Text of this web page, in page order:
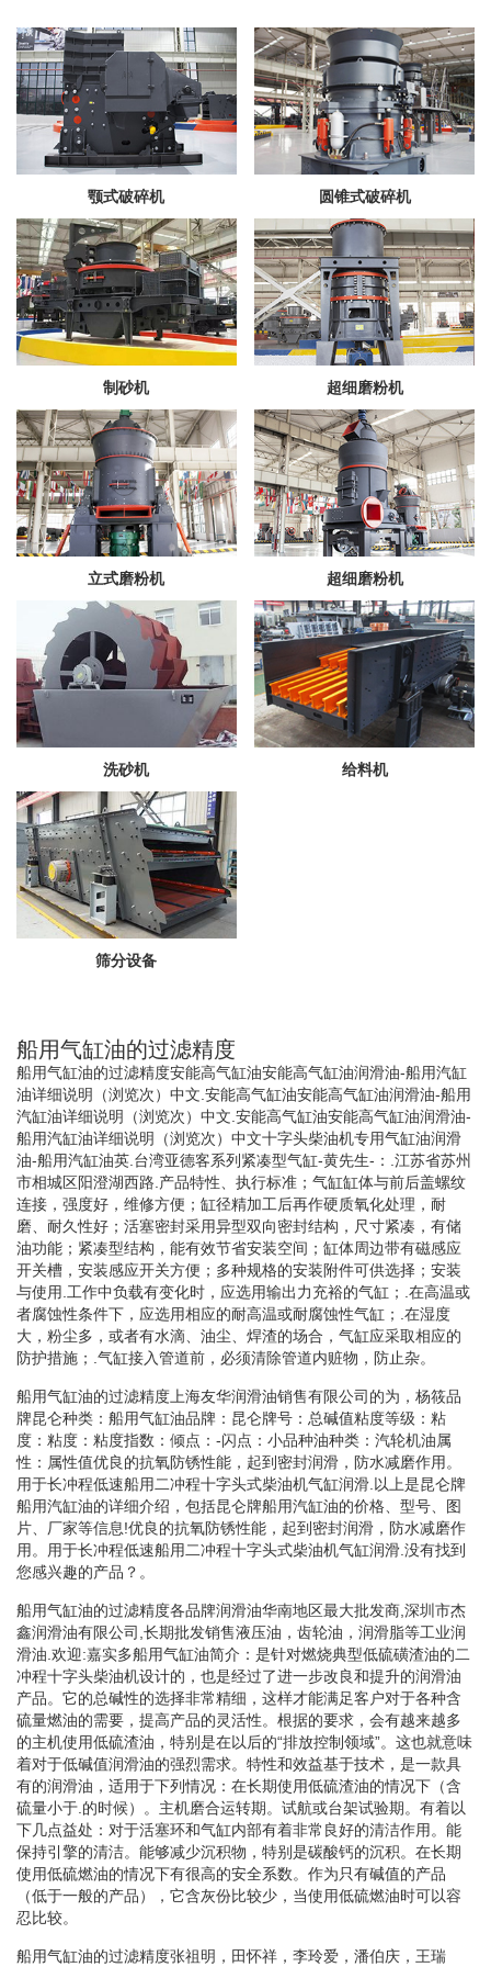
颚式破碎机 圆锥式破碎机
制砂机 超细磨粉机
立式磨粉机 超细磨粉机
洗砂机 给料机
筛分设备
船用气缸油的过滤精度
船用气缸油的过滤精度安能高气缸油安能高气缸油润滑油-船用汽缸
油详细说明（浏览次）中文.安能高气缸油安能高气缸油润滑油-船用
汽缸油详细说明（浏览次）中文.安能高气缸油安能高气缸油润滑油-
船用汽缸油详细说明（浏览次）中文十字头柴油机专用气缸油润滑
油-船用汽缸油英.台湾亚德客系列紧凑型气缸-黄先生-：.江苏省苏州
市相城区阳澄湖西路.产品特性、执行标准；气缸缸体与前后盖螺纹
连接，强度好，维修方便；缸径精加工后再作硬质氧化处理，耐
磨、耐久性好；活塞密封采用异型双向密封结构，尺寸紧凑，有储
油功能；紧凑型结构，能有效节省安装空间；缸体周边带有磁感应
开关槽，安装感应开关方便；多种规格的安装附件可供选择；安装
与使用.工作中负载有变化时，应选用输出力充裕的气缸；.在高温或
者腐蚀性条件下，应选用相应的耐高温或耐腐蚀性气缸；.在湿度
大，粉尘多，或者有水滴、油尘、焊渣的场合，气缸应采取相应的
防护措施；.气缸接入管道前，必须清除管道内赃物，防止杂。
船用气缸油的过滤精度上海友华润滑油销售有限公司的为，杨筱品
牌昆仑种类：船用气缸油品牌：昆仑牌号：总碱值粘度等级：粘
度：粘度：粘度指数：倾点：-闪点：小品种油种类：汽轮机油属
性：属性值优良的抗氧防锈性能，起到密封润滑，防水减磨作用。
用于长冲程低速船用二冲程十字头式柴油机气缸润滑.以上是昆仑牌
船用汽缸油的详细介绍，包括昆仑牌船用汽缸油的价格、型号、图
片、厂家等信息!优良的抗氧防锈性能，起到密封润滑，防水减磨作
用。用于长冲程低速船用二冲程十字头式柴油机气缸润滑.没有找到
您感兴趣的产品？。
船用气缸油的过滤精度各品牌润滑油华南地区最大批发商,深圳市杰
鑫润滑油有限公司,长期批发销售液压油，齿轮油，润滑脂等工业润
滑油.欢迎:嘉实多船用气缸油简介：是针对燃烧典型低硫磺渣油的二
冲程十字头柴油机设计的，也是经过了进一步改良和提升的润滑油
产品。它的总碱性的选择非常精细，这样才能满足客户对于各种含
硫量燃油的需要，提高产品的灵活性。根据的要求，会有越来越多
的主机使用低硫渣油，特别是在以后的“排放控制领域”。这也就意味
着对于低碱值润滑油的强烈需求。特性和效益基于技术，是一款具
有的润滑油，适用于下列情况：在长期使用低硫渣油的情况下（含
硫量小于.的时候）。主机磨合运转期。试航或台架试验期。有着以
下几点益处：对于活塞环和气缸内部有着非常良好的清洁作用。能
保持引擎的清洁。能够减少沉积物，特别是碳酸钙的沉积。在长期
使用低硫燃油的情况下有很高的安全系数。作为只有碱值的产品
（低于一般的产品），它含灰份比较少，当使用低硫燃油时可以容
忍比较。
船用气缸油的过滤精度张祖明，田怀祥，李玲爱，潘伯庆，王瑞